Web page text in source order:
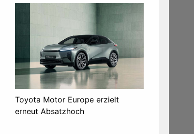
Toyota Motor Europe erzielt
erneut Absatzhoch